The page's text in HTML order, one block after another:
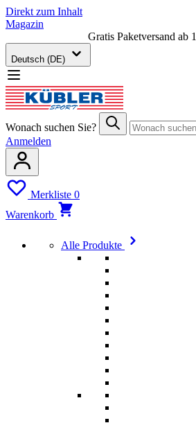
Direkt zum Inhalt
Magazin
Gratis Paketversand ab
Deutsch (DE)
Wonach suchen Sie?
Anmelden
Merkliste 0
Warenkorb
Alle Produkte